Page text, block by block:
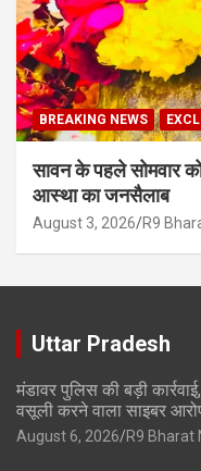
BREAKING NEWS
सावन के पहले सोमवार
आस्था का जनसैलाब
August 3, 2026 R9
Uttar Pradesh
मंडावर पुलिस की बड़ी
वसूली करने वाला साइबर
August 6, 2026 R9 Bharat